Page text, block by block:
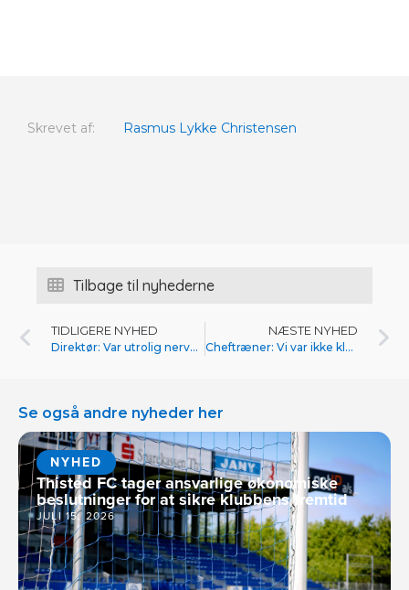
Skrevet af: Rasmus Lykke Christensen
Tilbage til nyhederne
TIDLIGERE NYHED
Direktør: Var utrolig nervepirrende at være med til
NÆSTE NYHED
Cheftræner: Vi var ikke klar fra start
Se også andre nyheder her
NYHED
Thisted FC tager ansvarlige økonomiske
beslutninger for at sikre klubbens fremtid
JULI 15, 2026